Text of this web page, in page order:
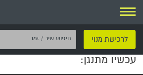
ניווט
לרכישת מנוי
עכשיו מתנגן: